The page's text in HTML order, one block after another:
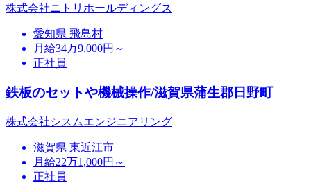
株式会社ニトリホールディングス
愛知県 飛島村
月給34万9,000円～
正社員
鉄板のセットや機械操作/滋賀県蒲生郡日野町
株式会社シスムエンジニアリング
滋賀県 東近江市
月給22万1,000円～
正社員